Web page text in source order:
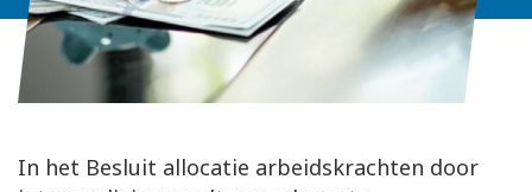
In het Besluit allocatie arbeidskrachten door